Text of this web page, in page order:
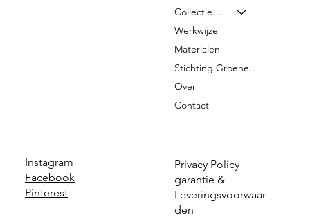
Instagram
Facebook
Pinterest
Privacy Policy
garantie &
Leveringsvoorwaar
den
Collectie & Prijzen
Werkwijze
Materialen
Stichting Groene Graven
Over
Contact